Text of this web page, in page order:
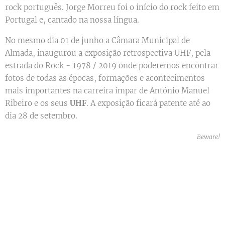
rock português. Jorge Morreu foi o início do rock feito em
Portugal e, cantado na nossa língua.
No mesmo dia 01 de junho a Câmara Municipal de
Almada, inaugurou a exposição retrospectiva UHF, pela
estrada do Rock - 1978 / 2019 onde poderemos encontrar
fotos de todas as épocas, formações e acontecimentos
mais importantes na carreira ímpar de António Manuel
Ribeiro e os seus UHF. A exposição ficará patente até ao
dia 28 de setembro.
Beware!